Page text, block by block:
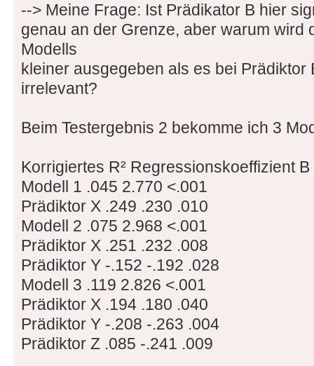
--> Meine Frage: Ist Prädikator B hier
genau an der Grenze, aber warum wird
Modells
kleiner ausgegeben als es bei Prädiktor
irrelevant?
Beim Testergebnis 2 bekomme ich 3
Korrigiertes R² Regressionskoeffizient B
Modell 1 .045 2.770 <.001
Prädiktor X .249 .230 .010
Modell 2 .075 2.968 <.001
Prädiktor X .251 .232 .008
Prädiktor Y -.152 -.192 .028
Modell 3 .119 2.826 <.001
Prädiktor X .194 .180 .040
Prädiktor Y -.208 -.263 .004
Prädiktor Z .085 -.241 .009